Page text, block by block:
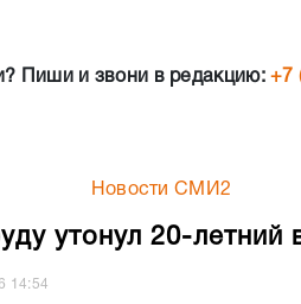
Пиши и звони в редакцию:+7
Новости СМИ2
утонул 20-летний
14:54